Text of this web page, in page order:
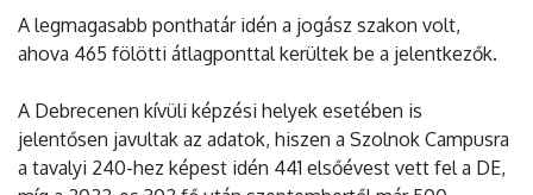
A legmagasabb ponthatár idén a jogász szakon volt,
ahova 465 fölötti átlagponttal kerültek be a jelentkezők.
A Debrecenen kívüli képzési helyek esetében is
jelentősen javultak az adatok, hiszen a Szolnok Campusra
a tavalyi 240-hez képest idén 441 elsőévest vett fel a DE,